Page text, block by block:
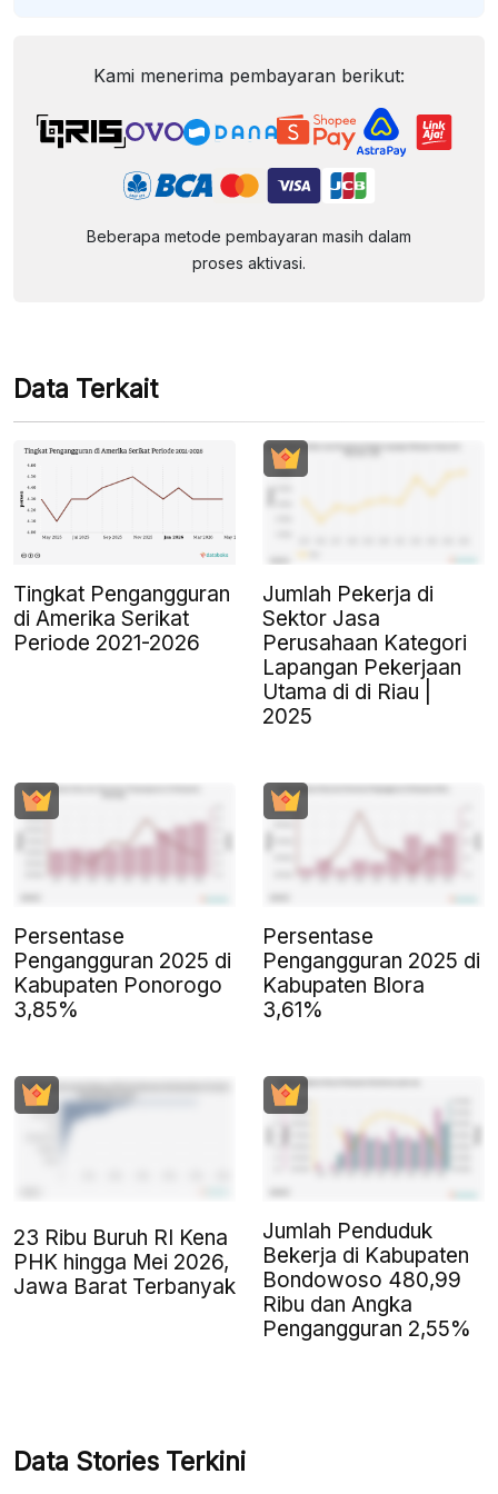
Kami menerima pembayaran berikut:
Beberapa metode pembayaran masih dalam
proses aktivasi.
Data Terkait
Tingkat Pengangguran
di Amerika Serikat
Periode 2021-2026
Jumlah Pekerja di
Sektor Jasa
Perusahaan Kategori
Lapangan Pekerjaan
Utama di di Riau |
2025
Persentase
Pengangguran 2025 di
Kabupaten Ponorogo
3,85%
Persentase
Pengangguran 2025 di
Kabupaten Blora
3,61%
23 Ribu Buruh RI Kena
PHK hingga Mei 2026,
Jawa Barat Terbanyak
Jumlah Penduduk
Bekerja di Kabupaten
Bondowoso 480,99
Ribu dan Angka
Pengangguran 2,55%
Data Stories Terkini